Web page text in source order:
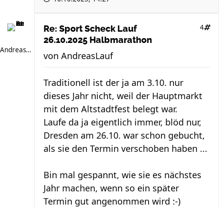
AndreasLauf
Re: Sport Scheck Lauf
26.10.2025 Halbmarathon
4
von AndreasLauf
Traditionell ist der ja am 3.10. nur
dieses Jahr nicht, weil der Hauptmarkt
mit dem Altstadtfest belegt war.
Laufe da ja eigentlich immer, blöd nur,
Dresden am 26.10. war schon gebucht,
als sie den Termin verschoben haben ...
Bin mal gespannt, wie sie es nächstes
Jahr machen, wenn so ein später
Termin gut angenommen wird :-)